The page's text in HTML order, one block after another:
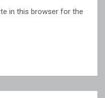
in this browser for the